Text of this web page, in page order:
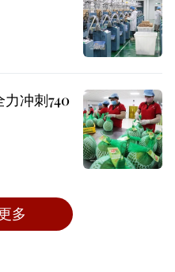
力冲刺740
多